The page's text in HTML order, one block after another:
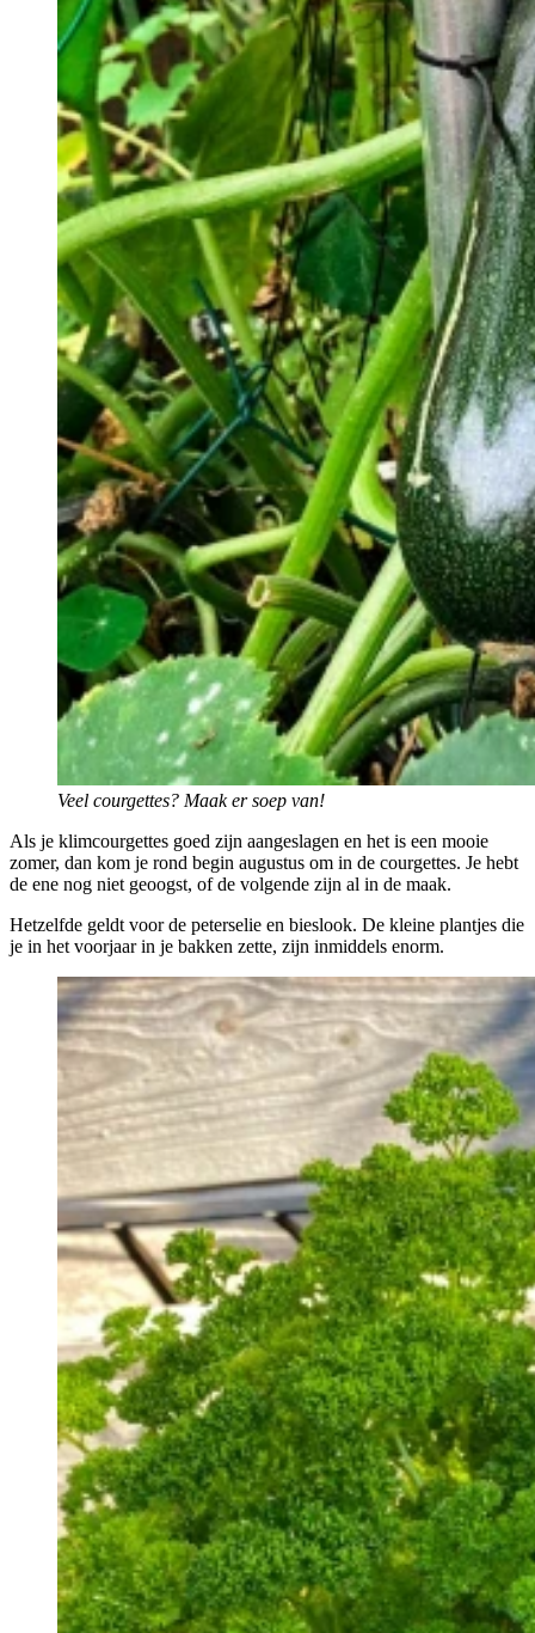
Veel courgettes? Maak er soep van!
Als je klimcourgettes goed zijn aangeslagen en het is een mooie
zomer, dan kom je rond begin augustus om in de courgettes. Je hebt
de ene nog niet geoogst, of de volgende zijn al in de maak.
Hetzelfde geldt voor de peterselie en bieslook. De kleine plantjes die
je in het voorjaar in je bakken zette, zijn inmiddels enorm.